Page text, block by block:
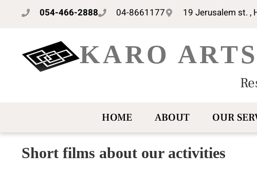
054-466-2888 04-8661177 19 Jerusalem st. ,
KARO ARTS
HOME ABOUT OUR
Short films about our activities